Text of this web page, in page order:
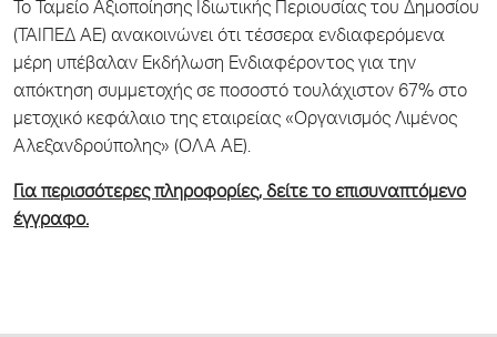
Το Ταμείο Αξιοποίησης Ιδιωτικής Περιουσίας του Δημοσίου
(ΤΑΙΠΕΔ ΑΕ) ανακοινώνει ότι τέσσερα ενδιαφερόμενα
μέρη υπέβαλαν Εκδήλωση Ενδιαφέροντος για την
απόκτηση συμμετοχής σε ποσοστό τουλάχιστον 67% στο
μετοχικό κεφάλαιο της εταιρείας «Οργανισμός Λιμένος
Αλεξανδρούπολης» (ΟΛΑ ΑΕ).
Για περισσότερες πληροφορίες, δείτε το επισυναπτόμενο
έγγραφο.